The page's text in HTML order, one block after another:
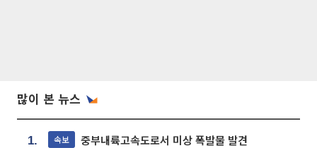
많이 본 뉴스
1. 속보 중부내륙고속도로서 미상 폭발물 발견